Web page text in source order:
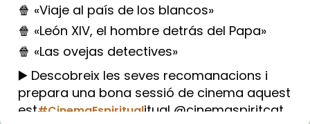
🍿 «Viaje al país de los blancos»
🍿 «León XIV, el hombre detrás del Papa»
🍿 «Las ovejas detectives»
▶️ Descobreix les seves recomanacions i
prepara una bona sessió de cinema aquest
est#CinemaEspiritualitual @cinemaspiritcat